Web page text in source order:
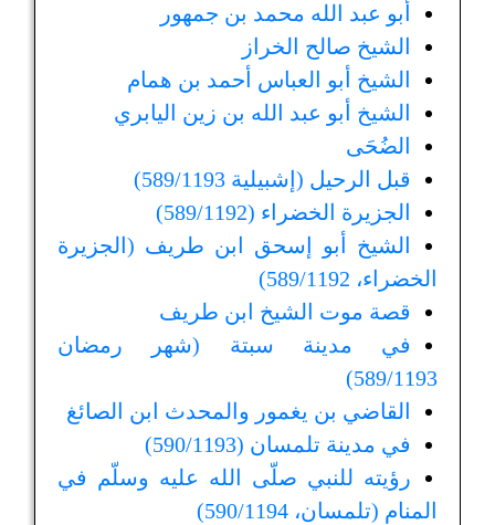
أبو عبد الله محمد بن جمهور
الشيخ صالح الخراز
الشيخ أبو العباس أحمد بن همام
الشيخ أبو عبد الله بن زين اليابري
الضُحَى
قبل الرحيل (إشبيلية 589/1193)
الجزيرة الخضراء (589/1192)
الشيخ أبو إسحق ابن طريف (الجزيرة
الخضراء، 589/1192)
قصة موت الشيخ ابن طريف
في مدينة سبتة (شهر رمضان
589/1193)
القاضي بن يغمور والمحدث ابن الصائغ
في مدينة تلمسان (590/1193)
رؤيته للنبي صلّى الله عليه وسلّم في
المنام (تلمسان، 590/1194)